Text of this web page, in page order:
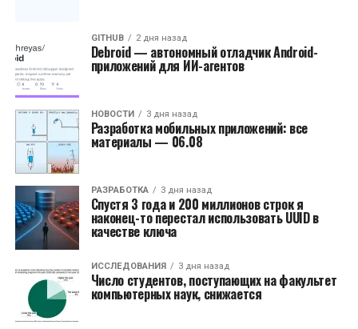
GITHUB 2 дня назад
Debroid — автономный отладчик Android-
приложений для ИИ-агентов
НОВОСТИ 3 дня назад
Разработка мобильных приложений: все
материалы — 06.08
РАЗРАБОТКА 3 дня назад
Спустя 3 года и 200 миллионов строк я
наконец-то перестал использовать UUID в
качестве ключа
ИССЛЕДОВАНИЯ 3 дня назад
Число студентов, поступающих на факультет
компьютерных наук, снижается